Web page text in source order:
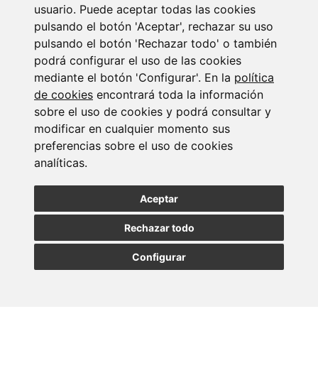
usuario. Puede aceptar todas las cookies
pulsando el botón 'Aceptar', rechazar su uso
pulsando el botón 'Rechazar todo' o también
podrá configurar el uso de las cookies
mediante el botón 'Configurar'. En la política
de cookies encontrará toda la información
sobre el uso de cookies y podrá consultar y
modificar en cualquier momento sus
preferencias sobre el uso de cookies
analíticas.
Aceptar
Rechazar todo
Configurar
Suscribirse a la
newsletter
Entérate de nuestras últimas noticias
SUSCRIBIRSE